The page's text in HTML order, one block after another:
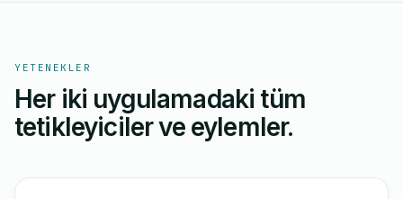
YETENEKLER
Her iki uygulamadaki tüm
tetikleyiciler ve eylemler.